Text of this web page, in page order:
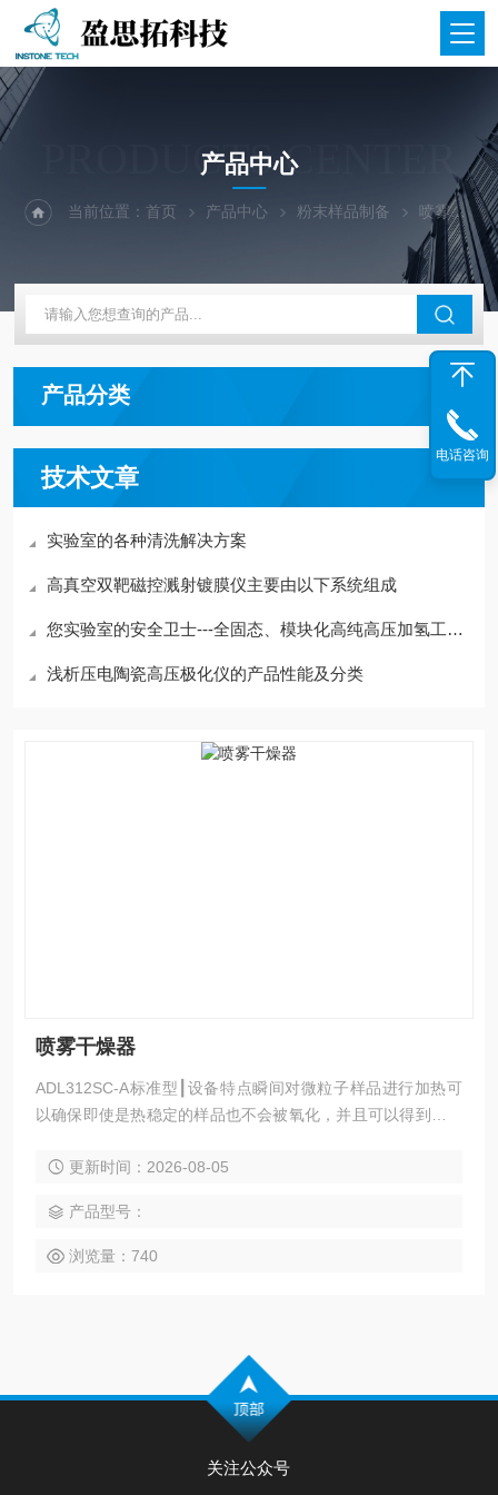
PRODUCTS CENTER
产品中心
当前位置：首页 产品中心 粉末样品制备 喷雾干燥器
产品分类
技术文章
实验室的各种清洗解决方案
高真空双靶磁控溅射镀膜仪主要由以下系统组成
您实验室的安全卫士---全固态、模块化高纯高压加氢工作站
浅析压电陶瓷高压极化仪的产品性能及分类
喷雾干燥器
ADL312SC-A标准型┃设备特点瞬间对微粒子样品进行加热可
以确保即使是热稳定的样品也不会被氧化，并且可以得到均匀
更新时间：2026-08-05
产品型号：
浏览量：740
关注公众号
电话咨询